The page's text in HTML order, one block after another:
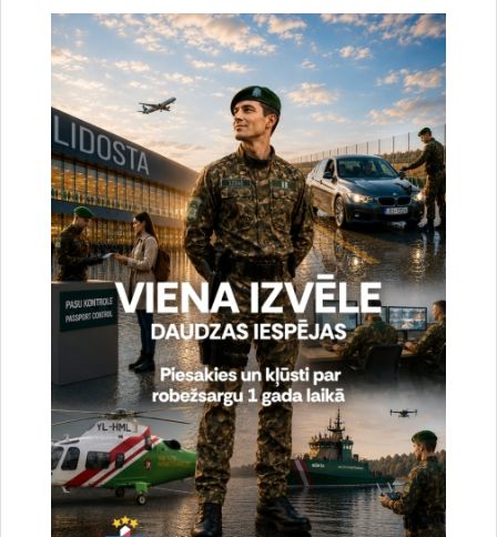
iestāžu Studējošo pašpārvaldes
Publicēšanas datums: 20.10.2025.
pasākums
17. oktobrī Valsts robežsardzes koledžas Studējošo
pašpārvalde rīkoja izglītības iestāžu pašpārvalžu
sadraudzības pasākumu, kurā piedalījās studējošie no
Iekšlietu ministrijas padotības iestāžu koledžām - Valsts
robežsardzes koledžas, Valsts…